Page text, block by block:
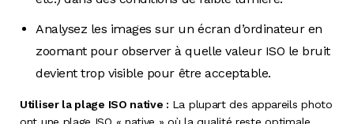
Analysez les images sur un écran d’ordinateur en
zoomant pour observer à quelle valeur ISO le bruit
devient trop visible pour être acceptable.
Utiliser la plage ISO native : La plupart des appareils photo